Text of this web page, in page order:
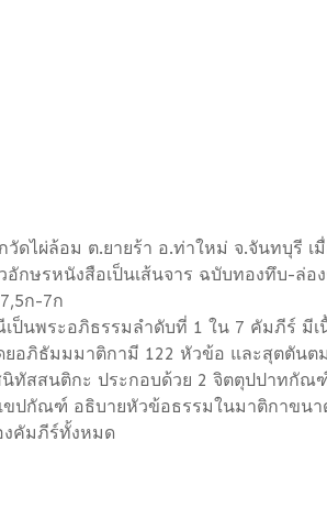
วัดไผ่ล้อม ต.ยายร้า อ.ท่าใหม่ จ.จันทบุรี
อักษรหนังสือเป็นเส้นจาร ฉบับทองทึบ-ล่
ก-7ก
ป็นพระอภิธรรมลำดับที่ 1 ใน 7 คัมภีร์ มี
อภิธัมมมาติกามี 122 หัวข้อ และสุตตัน
สสนติกะ ประกอบด้วย 2 จิตตุปปาทกัณฑ์
ขปกัณฑ์ อธิบายหัวข้อธรรมในมาติกาขน
งคัมภีร์ทั้งหมด